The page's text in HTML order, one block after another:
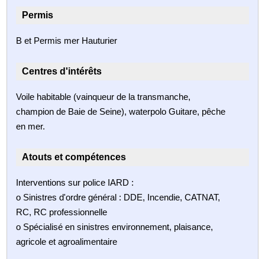
Permis
B et Permis mer Hauturier
Centres d'intérêts
Voile habitable (vainqueur de la transmanche,
champion de Baie de Seine), waterpolo Guitare, pêche
en mer.
Atouts et compétences
Interventions sur police IARD :
o Sinistres d'ordre général : DDE, Incendie, CATNAT,
RC, RC professionnelle
o Spécialisé en sinistres environnement, plaisance,
agricole et agroalimentaire